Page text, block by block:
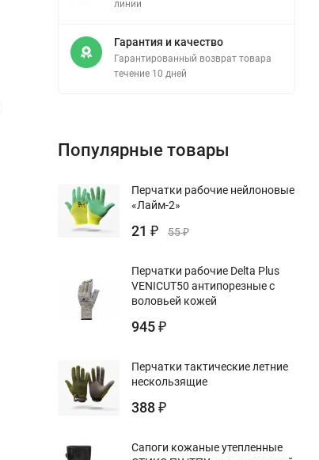
линии
Гарантия и качество
Гарантированный возврат товара
течение 10 дней
Популярные товары
Перчатки рабочие нейлоновые
«Лайм-2»
21 ₽ 55₽
Перчатки рабочие Delta Plus
VENICUT50 антипорезные с
воловьей кожей
945 ₽
Перчатки тактические летние
нескользящие
388 ₽
Сапоги кожаные утепленные